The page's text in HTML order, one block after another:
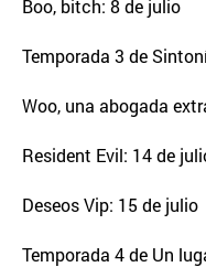
Boo, bitch: 8 de julio
Temporada 3 de
Woo, una abogada
Resident Evil: 14 de
Deseos Vip: 15 de julio
Temporada 4 de Un